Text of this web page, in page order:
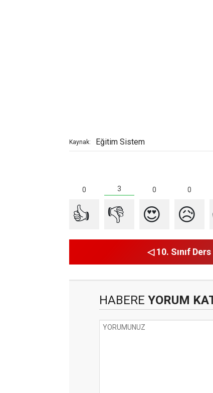
Kaynak: Eğitim Sistem
0 3 0 0
👍 👎 😍 😥
◁ 10. Sınıf
HABERE YORUM